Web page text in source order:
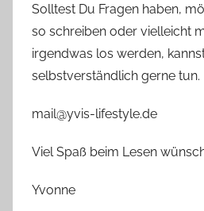
Solltest Du Fragen haben,
so schreiben oder vielleicht
irgendwas los werden,
selbstverständlich gerne tun.
mail@yvis-lifestyle.de
Viel Spaß beim Lesen
Yvonne